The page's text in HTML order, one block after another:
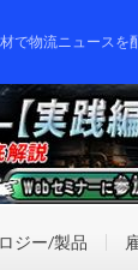
で物流ニュースを
ジー/製品